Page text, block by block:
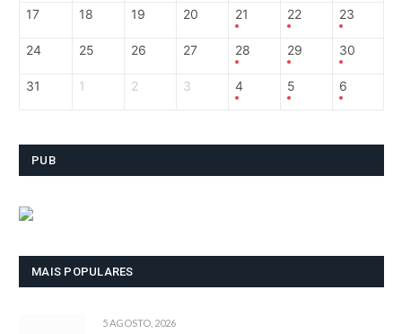
17 18 19 20 21 22 23
24 25 26 27 28 29 30
31 1 2 3 4 5 6
PUB
MAIS POPULARES
5 AGOSTO, 2026